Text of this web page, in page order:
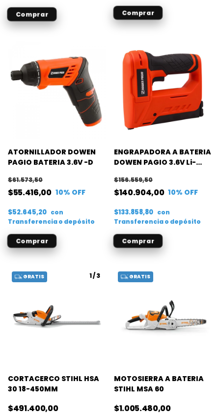
ATORNILLADOR DOWEN
PAGIO BATERIA 3.6V -D
$55.416,00
$61.573,50
10% OFF
$52.645,20 con
Transferencia o depósito
ENGRAPADORA A BATERIA
DOWEN PAGIO 3.6V Li-
$140.904,00
$156.559,50
10% OFF
$133.858,80 con
Transferencia o depósito
1/3
GRATIS
CORTACERCO STIHL HSA
30 18-450MM
$491.400,00
GRATIS
MOTOSIERRA A BATERIA
STIHL MSA 60
$1.005.480,00